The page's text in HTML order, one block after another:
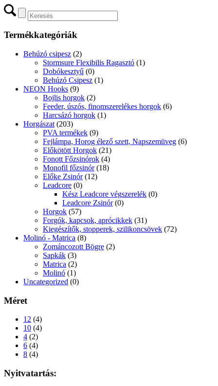
Termékkategóriák
Behúzó csipesz (2)
Stormsure Flexibilis Ragasztó (1)
Dobókesztyű (0)
Behúzó Csipesz (1)
NEON Hooks (9)
Bojlis horgok (2)
Feeder, úszós, finomszerelékes horgok (6)
Harcsázó horgok (1)
Horgászat (203)
PVA termékek (9)
Fejlámpa, Horog élező szett, Napszemüveg (6)
Előkötött Horgok (21)
Fonott Főzsinórok (4)
Monofil főzsinór (18)
Előke Zsinór (12)
Leadcore (0)
Kész Leadcore végszerelék (0)
Leadcore Zsinór (0)
Horgok (57)
Forgók, kapcsok, aprócikkek (31)
Kiegészítők, stopperek, szilikoncsövek (72)
Molinó - Matrica (8)
Zománcozott Bögre (2)
Sapkák (3)
Matrica (2)
Molinó (1)
Uncategorized (0)
Méret
12 (4)
10 (4)
4 (2)
6 (4)
8 (4)
Nyitvatartás: